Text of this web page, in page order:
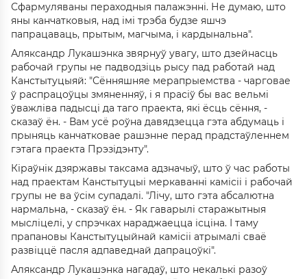
Сфармуляваны пераходныя палажэнні. Не думаю, што
яны канчатковыя, над імі трэба будзе яшчэ
папрацаваць, прытым, магчыма, і кардынальна".
Аляксандр Лукашэнка звярнуў увагу, што дзейнасць
рабочай групы не падводзіць рысу пад работай над
Канстытуцыяй: "Сённяшняе мерапрыемства - чарговае
ў распрацоўцы змяненняў, і я прасіў бы вас вельмі
ўважліва падысці да таго праекта, які ёсць сёння, -
сказаў ён. - Вам усё роўна давядзецца гэта абдумаць і
прыняць канчатковае рашэнне перад прадстаўленнем
гэтага праекта Прэзідэнту".
Кіраўнік дзяржавы таксама адзначыў, што ў час работы
над праектам Канстытуцыі меркаванні камісіі і рабочай
групы не ва ўсім супадалі. "Лічу, што гэта абсалютна
нармальна, - сказаў ён. - Як гаварылі старажытныя
мысліцелі, у спрэчках нараджаецца ісціна. І таму
прапановы Канстытуцыйнай камісіі атрымалі сваё
развіццё пасля адпаведнай дапрацоўкі".
Аляксандр Лукашэнка нагадаў, што некалькі разоў